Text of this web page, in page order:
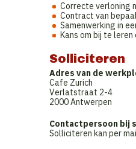
Correcte verloning
Contract van
Samenwerking in
Kans om bij te
Solliciteren
Adres van de
Cafe Zurich
Verlatstraat 2-4
2000 Antwerpen
Contactpersoon bij
Solliciteren kan per